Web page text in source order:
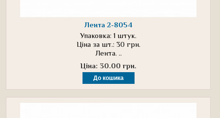
Лента 2-8054
Упаковка: 1 штук.
Ціна за шт.: 30 грн.
Лента. ..
Ціна: 30.00 грн.